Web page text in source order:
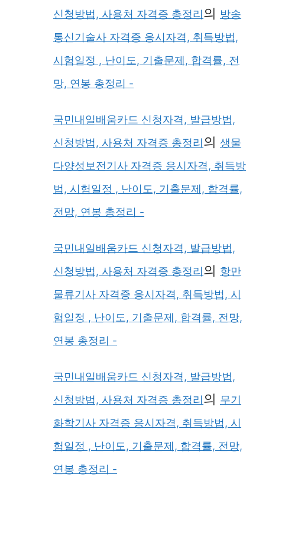
신청방법, 사용처 자격증 총정리의 방송
통신기술사 자격증 응시자격, 취득방법,
시험일정 , 난이도, 기출문제, 합격률, 전
망, 연봉 총정리 -
국민내일배움카드 신청자격, 발급방법,
신청방법, 사용처 자격증 총정리의 생물
다양성보전기사 자격증 응시자격, 취득방
법, 시험일정 , 난이도, 기출문제, 합격률,
전망, 연봉 총정리 -
국민내일배움카드 신청자격, 발급방법,
신청방법, 사용처 자격증 총정리의 항만
물류기사 자격증 응시자격, 취득방법, 시
험일정 , 난이도, 기출문제, 합격률, 전망,
연봉 총정리 -
국민내일배움카드 신청자격, 발급방법,
신청방법, 사용처 자격증 총정리의 무기
화학기사 자격증 응시자격, 취득방법, 시
험일정 , 난이도, 기출문제, 합격률, 전망,
연봉 총정리 -